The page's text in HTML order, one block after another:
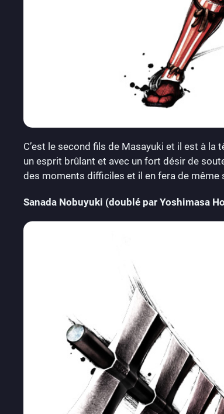
C’est le second fils de Masayuki et il est à la
un esprit brûlant et avec un fort désir de
des moments difficiles et il en fera de même
Sanada Nobuyuki (doublé par Yoshimasa